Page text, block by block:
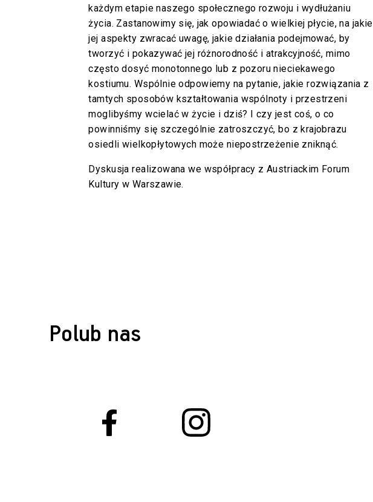
każdym etapie naszego społecznego rozwoju i wydłużaniu
życia. Zastanowimy się, jak opowiadać o wielkiej płycie, na jakie
jej aspekty zwracać uwagę, jakie działania podejmować, by
tworzyć i pokazywać jej różnorodność i atrakcyjność, mimo
często dosyć monotonnego lub z pozoru nieciekawego
kostiumu. Wspólnie odpowiemy na pytanie, jakie rozwiązania z
tamtych sposobów kształtowania wspólnoty i przestrzeni
moglibyśmy wcielać w życie i dziś? I czy jest coś, o co
powinniśmy się szczególnie zatroszczyć, bo z krajobrazu
osiedli wielkopłytowych może niepostrzeżenie zniknąć.
Dyskusja realizowana we współpracy z Austriackim Forum
Kultury w Warszawie.
Polub nas